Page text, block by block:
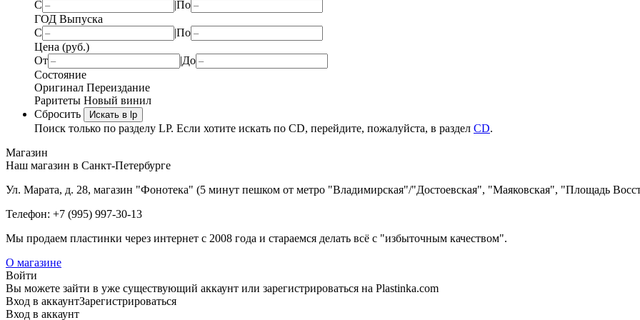
С
|По
ГОД Выпуска
С
|По
Цена (руб.)
От
|До
Состояние
Оригинал Переиздание
Раритеты Новый винил
Сбросить
Искать в lp
Поиск только по разделу LP. Если хотите искать по CD, перейдите, пожалуйста, в раздел CD.
Магазин
Наш магазин в Санкт-Петербурге
Ул. Марата, д. 28, магазин "Фонотека" (5 минут пешком от метро "Владимирская"/"Достоевская", "Маяковская", "Площадь
Телефон: +7 (995) 997-30-13
Мы продаем пластинки через интернет c 2008 года и стараемся делать всё с "избыточным качеством".
О магазине
Войти
Вы можете зайти в уже существующий аккаунт или зарегистрироваться на Plastinka.com
Вход в аккаунтЗарегистрироваться
Вход в аккаунт